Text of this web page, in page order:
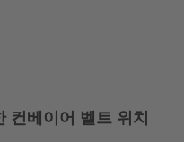
컨베이어 벨트 위치